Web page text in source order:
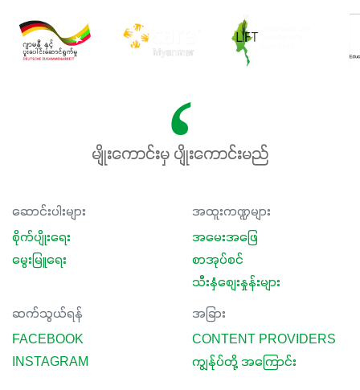
မျိုးကောင်းမှ ပျိုးကောင်းမည်
ဆောင်းပါးများ
စိုက်ပျိုးရေး
မွေးမြူရေး
အထူးကဏ္ဍများ
အမေးအဖြေ
စာအုပ်စင်
သီးနှံစျေးနှုန်းများ
ဆက်သွယ်ရန်
FACEBOOK
INSTAGRAM
အခြား
CONTENT PROVIDERS
ကျွန်ုပ်တို့ အကြောင်း